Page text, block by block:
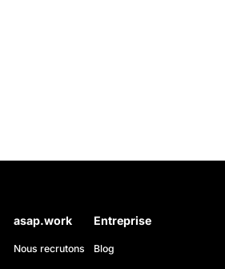
asap.work
Nous recrutons
Entreprise
Blog